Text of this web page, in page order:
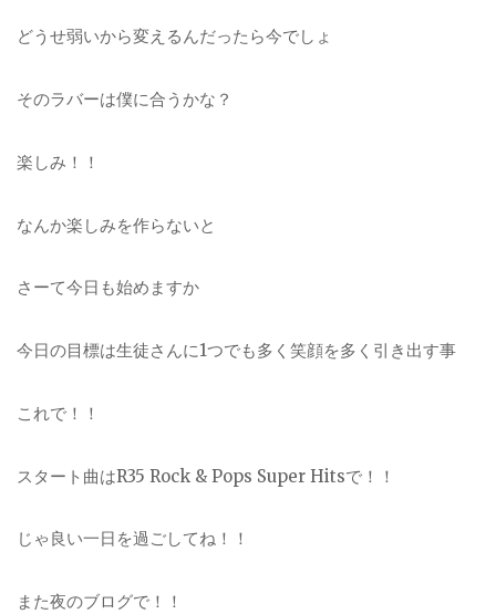
どうせ弱いから変えるんだったら今でしょ
そのラバーは僕に合うかな？
楽しみ！！
なんか楽しみを作らないと
さーて今日も始めますか
今日の目標は生徒さんに1つでも多く笑顔を多く引き出す事
これで！！
スタート曲はR35 Rock & Pops Super Hitsで！！
じゃ良い一日を過ごしてね！！
また夜のブログで！！